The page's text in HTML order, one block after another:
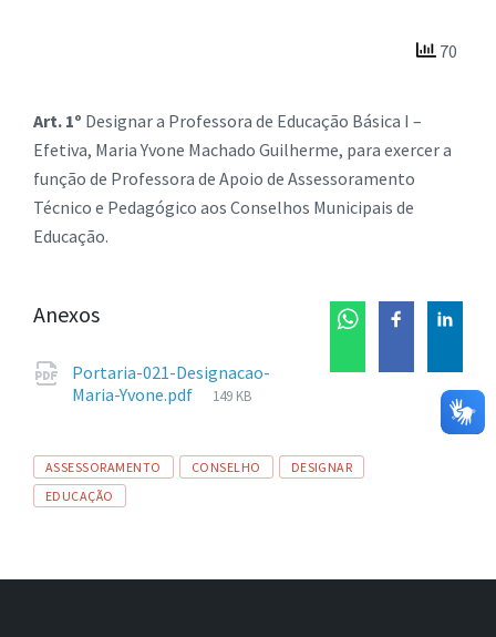
70
Art. 1º Designar a Professora de Educação Básica I –
Efetiva, Maria Yvone Machado Guilherme, para exercer a
função de Professora de Apoio de Assessoramento
Técnico e Pedagógico aos Conselhos Municipais de
Educação.
Anexos
Portaria-021-Designacao-
Maria-Yvone.pdf
Tamanho
149 KB
Tags
ASSESSORAMENTO CONSELHO
DESIGNAR
EDUCAÇÃO